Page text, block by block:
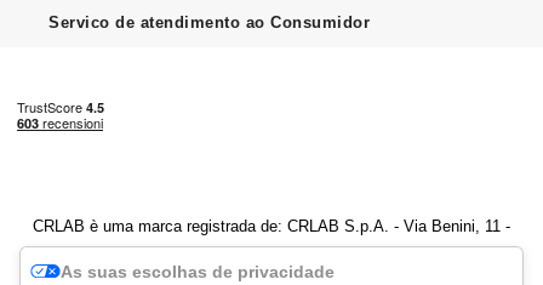
Servico de atendimento ao Consumidor
CRLAB è uma marca registrada de: CRLAB S.p.A. - Via Benini, 11 -
As suas escolhas de privacidade